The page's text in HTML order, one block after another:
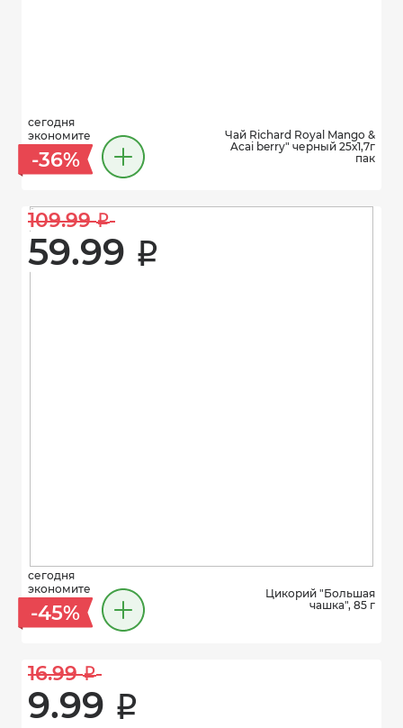
сегодня
экономите
-36%
Чай Richard Royal Mango &
Acai berry" черный 25х1,7г
пак
109.99 i
59.99 i
сегодня
экономите
-45%
Цикорий "Большая
чашка", 85 г
16.99 i
9.99 i